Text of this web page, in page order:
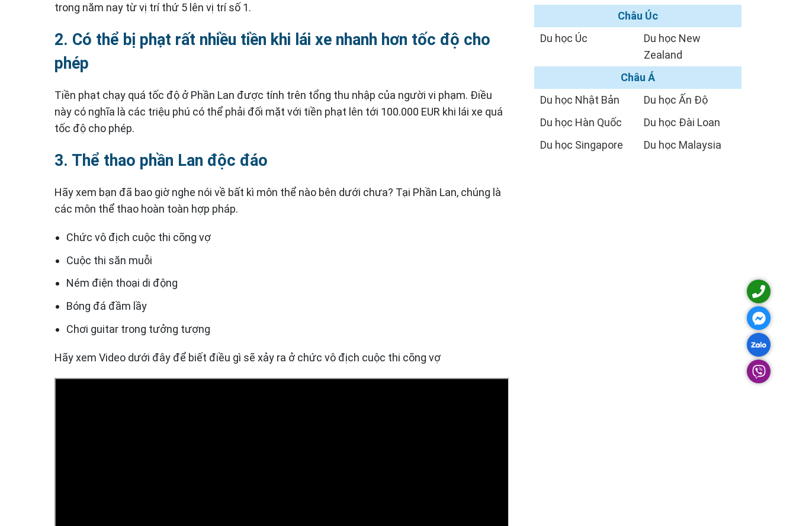
trong năm nay từ vị trí thứ 5 lên vị trí số 1.
2. Có thể bị phạt rất nhiều tiền khi lái xe nhanh hơn tốc độ cho
phép
Tiền phạt chạy quá tốc độ ở Phần Lan được tính trên tổng thu nhập của người vi phạm. Điều
này có nghĩa là các triệu phú có thể phải đối mặt với tiền phạt lên tới 100.000 EUR khi lái xe quá
tốc độ cho phép.
3. Thể thao phần Lan độc đáo
Hãy xem bạn đã bao giờ nghe nói về bất kì môn thể nào bên dưới chưa? Tại Phần Lan, chúng là
các môn thể thao hoàn toàn hợp pháp.
Chức vô địch cuộc thi cõng vợ
Cuộc thi săn muỗi
Ném điện thoại di động
Bóng đá đầm lầy
Chơi guitar trong tưởng tượng
Hãy xem Video dưới đây để biết điều gì sẽ xảy ra ở chức vô địch cuộc thi cõng vợ
Châu Úc
Du học Úc
Du học New
Zealand
Châu Á
Du học Nhật Bản
Du học Hàn Quốc
Du học Singapore
Du học Ấn Độ
Du học Đài Loan
Du học Malaysia